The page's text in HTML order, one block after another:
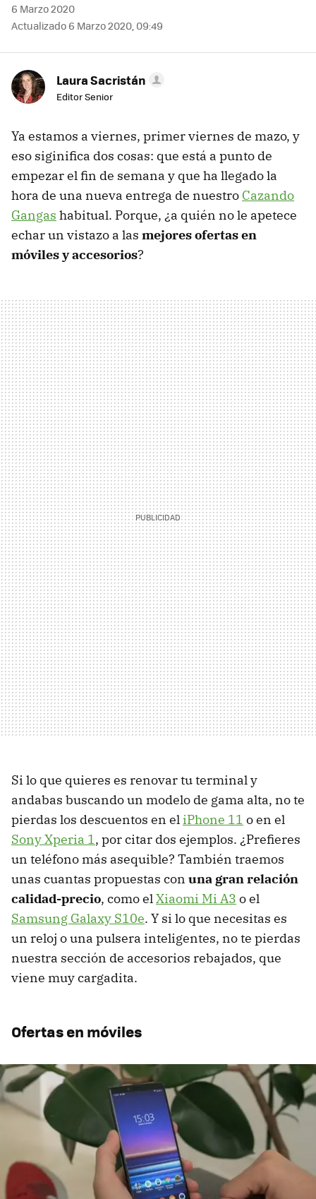
6 Marzo 2020
Actualizado 6 Marzo 2020, 09:49
Laura Sacristán
Editor Senior
Ya estamos a viernes, primer viernes de mazo, y
eso siginifica dos cosas: que está a punto de
empezar el fin de semana y que ha llegado la
hora de una nueva entrega de nuestro Cazando
Gangas habitual. Porque, ¿a quién no le apetece
echar un vistazo a las mejores ofertas en
móviles y accesorios?
Si lo que quieres es renovar tu terminal y
andabas buscando un modelo de gama alta, no te
pierdas los descuentos en el iPhone 11 o en el
Sony Xperia 1, por citar dos ejemplos. ¿Prefieres
un teléfono más asequible? También traemos
unas cuantas propuestas con una gran relación
calidad-precio, como elXiaomi Mi A3 o el
Samsung Galaxy S10e. Y si lo que necesitas es
un reloj o una pulsera inteligentes, no te pierdas
nuestra sección de accesorios rebajados, que
viene muy cargadita.
Ofertas en móviles